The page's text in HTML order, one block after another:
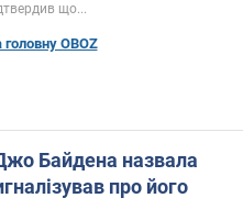
що...
OBOZ
Байдена назвала
про його